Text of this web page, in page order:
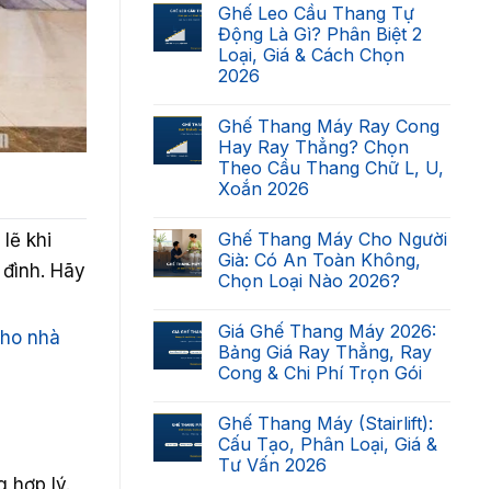
khi
Hãy
nhà
bình
luận
ở
Cầu
Thang
Nhà
Lắp
Được
Ghế
Thang
Máy
Không?
Điều
Kiện
2026
Ghế Leo Cầu Thang Tự
Động Là Gì? Phân Biệt 2
Loại, Giá & Cách Chọn
2026
bình
luận
ở
Ghế
Leo
Cầu
Động
Là
Gì?
Phân
Loại,
Giá
&
Cách
Chọn
Ghế Thang Máy Ray Cong
Hay Ray Thẳng? Chọn
Theo Cầu Thang Chữ L, U,
Xoắn 2026
bình
luận
ở
Ghế
Thang
Ray
Cong
Hay
Ray
Thẳng?
Cầu
Thang
Chữ
Ghế Thang Máy Cho Người
Già: Có An Toàn Không,
Chọn Loại Nào 2026?
bình
luận
ở
Ghế
Cho
Người
Già:
Có
An
Giá Ghế Thang Máy 2026:
Bảng Giá Ray Thẳng, Ray
Cong & Chi Phí Trọn Gói
bình
luận
ở
Giá
Ghế Thang Máy (Stairlift):
Cấu Tạo, Phân Loại, Giá &
Tư Vấn 2026